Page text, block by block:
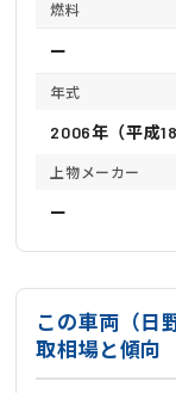
燃料
ー
年式
2006年（平成18
上物メーカー
ー
この車両（日
取相場と傾向